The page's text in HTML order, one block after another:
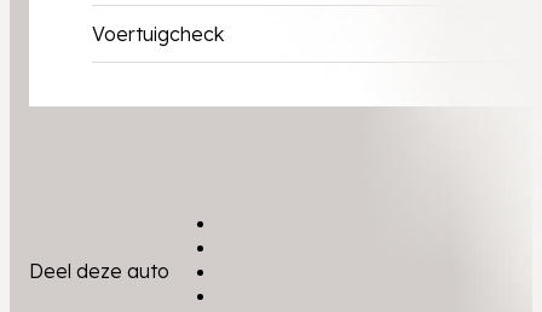
Voertuigcheck
Deel deze auto